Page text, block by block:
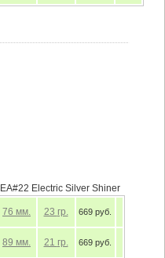
EA#22 Electric Silver Shiner
76 мм. 23 гр. 669 руб.
89 мм. 21 гр. 669 руб.